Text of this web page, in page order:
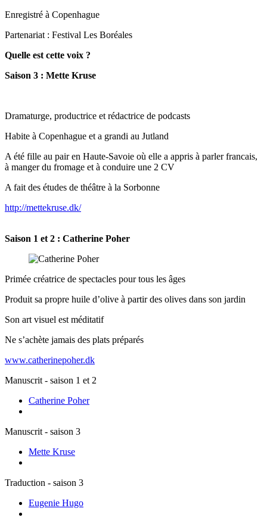
Enregistré à Copenhague
Partenariat : Festival Les Boréales
Quelle est cette voix ?
Saison 3 : Mette Kruse
Dramaturge, productrice et rédactrice de podcasts
Habite à Copenhague et a grandi au Jutland
A été fille au pair en Haute-Savoie où elle a appris à parler francais,
à manger du fromage et à conduire une 2 CV
A fait des études de théâtre à la Sorbonne
http://mettekruse.dk/
Saison 1 et 2 : Catherine Poher
Primée créatrice de spectacles pour tous les âges
Produit sa propre huile d’olive à partir des olives dans son jardin
Son art visuel est méditatif
Ne s’achète jamais des plats préparés
www.catherinepoher.dk
Manuscrit - saison 1 et 2
Catherine Poher
Manuscrit - saison 3
Mette Kruse
Traduction - saison 3
Eugenie Hugo